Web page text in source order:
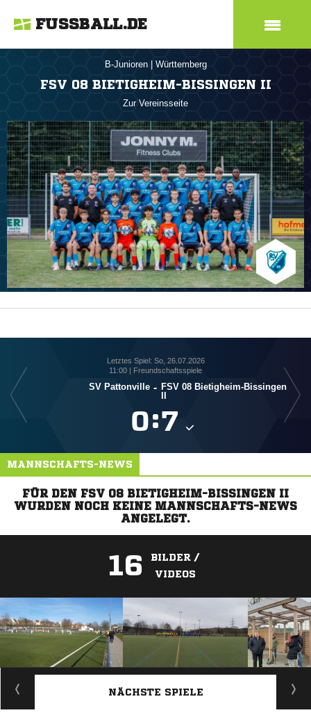
FUSSBALL.DE
B-Junioren Württemberg
FSV 08 BIETIGHEIM-BISSINGEN II
Zur Vereinsseite
Letztes Spiel: So, 26.07.2026
11:00 | Freundschaftsspiele
SV Pattonville - FSV 08 Bietigheim-Bissingen
:
MANNSCHAFTS-NEWS
FÜR DEN FSV 08 BIETIGHEIM-BISSINGEN II
WURDEN NOCH KEINE MANNSCHAFTS-NEWS
ANGELEGT.
16
BILDER /
VIDEOS
ANZEIGE
NÄCHSTE SPIELE